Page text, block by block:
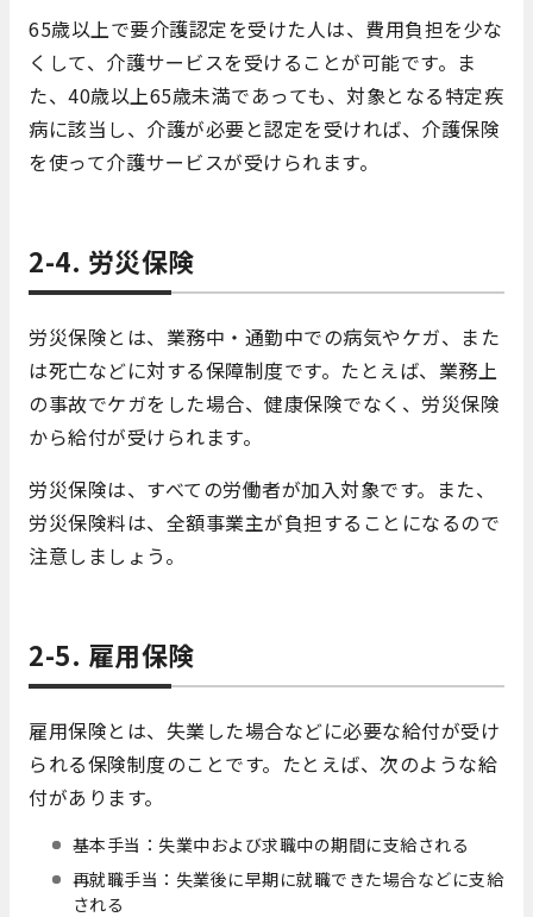
65歳以上で要介護認定を受けた人は、費用負担を少な
くして、介護サービスを受けることが可能です。ま
た、40歳以上65歳未満であっても、対象となる特定疾
病に該当し、介護が必要と認定を受ければ、介護保険
を使って介護サービスが受けられます。
2-4. 労災保険
労災保険とは、業務中・通勤中での病気やケガ、また
は死亡などに対する保障制度です。たとえば、業務上
の事故でケガをした場合、健康保険でなく、労災保険
から給付が受けられます。
労災保険は、すべての労働者が加入対象です。また、
労災保険料は、全額事業主が負担することになるので
注意しましょう。
2-5. 雇用保険
雇用保険とは、失業した場合などに必要な給付が受け
られる保険制度のことです。たとえば、次のような給
付があります。
基本手当：失業中および求職中の期間に支給される
再就職手当：失業後に早期に就職できた場合などに支給
される